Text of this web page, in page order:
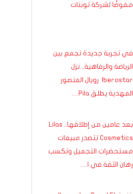
مفوضًا لشركة توبنات
في تجربة جديدة تجمع بين
الرياضة والرفاهية.. نزل
Iberostar رويال المنصور
المهدية يطلق Pila…
بعد عامين من إطلاقها.. Lilas
Cosmetics تتصدر مبيعات
مستحضرات التجميل وتكسب
رهان الثقة في ا…